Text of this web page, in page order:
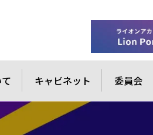
キャビネット 委員会